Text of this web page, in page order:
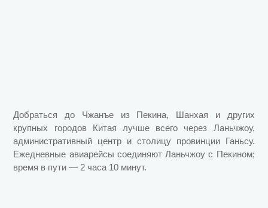
Добраться до Чжанъе из Пекина, Шанхая и других
крупных городов Китая лучше всего через Ланьчжоу,
административный центр и столицу провинции Ганьсу.
Ежедневные авиарейсы соединяют Ланьчжоу с Пекином;
время в пути — 2 часа 10 минут.